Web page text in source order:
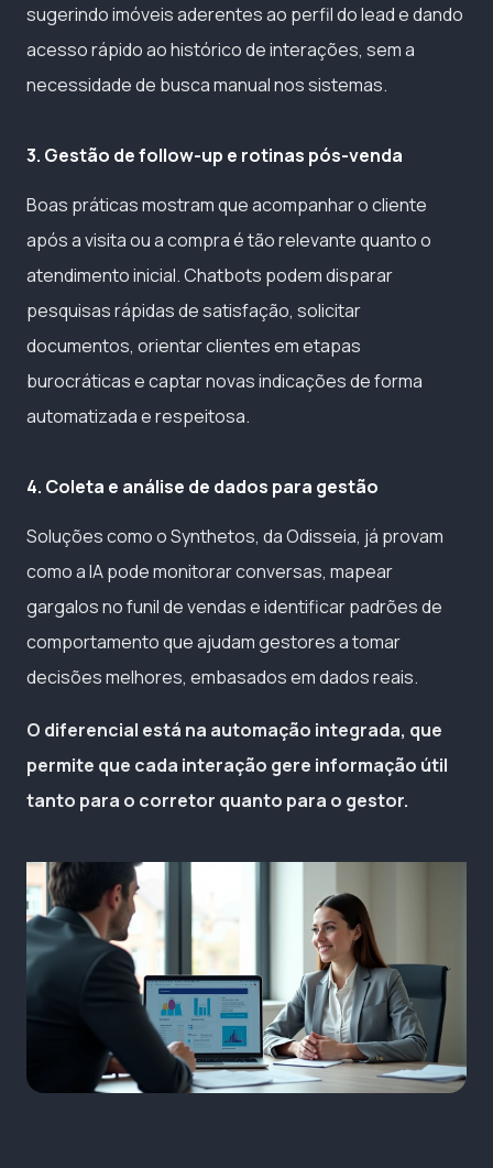
sugerindo imóveis aderentes ao perfil do lead e dando
acesso rápido ao histórico de interações, sem a
necessidade de busca manual nos sistemas.
3. Gestão de follow-up e rotinas pós-venda
Boas práticas mostram que acompanhar o cliente
após a visita ou a compra é tão relevante quanto o
atendimento inicial. Chatbots podem disparar
pesquisas rápidas de satisfação, solicitar
documentos, orientar clientes em etapas
burocráticas e captar novas indicações de forma
automatizada e respeitosa.
4. Coleta e análise de dados para gestão
Soluções como o Synthetos, da Odisseia, já provam
como a IA pode monitorar conversas, mapear
gargalos no funil de vendas e identificar padrões de
comportamento que ajudam gestores a tomar
decisões melhores, embasados em dados reais.
O diferencial está na automação integrada, que
permite que cada interação gere informação útil
tanto para o corretor quanto para o gestor.